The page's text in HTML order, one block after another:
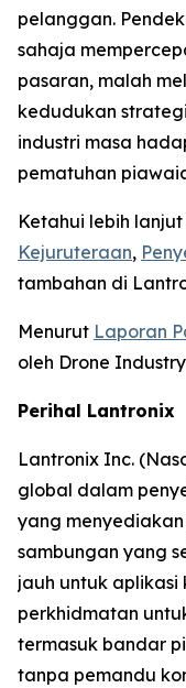
pelanggan.
sahaja
pasaran, malah
kedudukan
industri masa
pematuhan
Ketahui lebih
Kejuruteraan,
tambahan di
Menurut Laporan
oleh Drone
Perihal Lantronix
Lantronix Inc.
global dalam
yang
sambungan yang
jauh untuk aplikasi
perkhidmatan
termasuk bandar
tanpa pemandu